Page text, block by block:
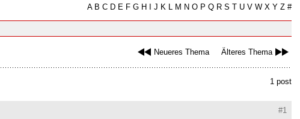
AB C D E F G H J K L M N O P Q R S T U V W X Y Z #
Neueres Thema Älteres Thema
1 post
#1